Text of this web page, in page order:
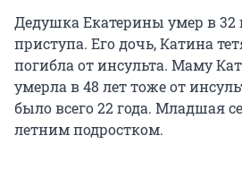
Дедушка Екатерины умер в 32
приступа. Его дочь, Катина
погибла от инсульта. Маму
умерла в 48 лет тоже от
было всего 22 года. Младшая
летним подростком.